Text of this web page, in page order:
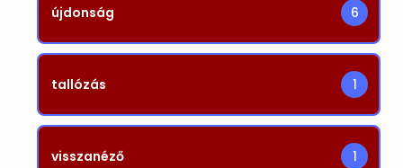
újdonság 6
tallózás 1
visszanéző 1